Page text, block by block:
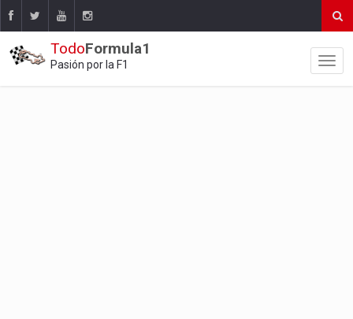
TodoFormula1
Pasión por la F1